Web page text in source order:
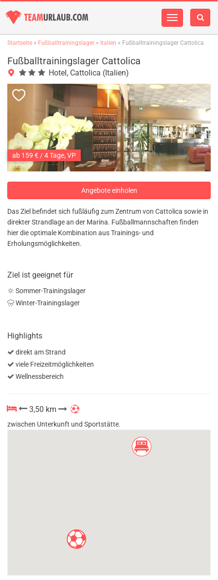
Navigation
Startseite » Fußballtrainingslager » Italien » Fußballtrainingslager Cattolica
Fußballtrainingslager Cattolica
Hotel, Cattolica (Italien)
ab 159 € / 4 Tage, VP
Angebote einholen
Das Ziel befindet sich fußläufig zum Zentrum von Cattolica sowie in
direkter Strandlage an der Marina. Fußballmannschaften finden
hier die optimale Kombination aus Trainings- und
Erholungsmöglichkeiten.
Ziel ist geeignet für
Sommer-Trainingslager
Winter-Trainingslager
Highlights
direkt am Strand
viele Freizeitmöglichkeiten
Wellnessbereich
3,50 km
zwischen Unterkunft und Sportstätte.